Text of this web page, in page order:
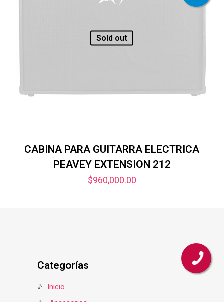
Sold out
CABINA PARA GUITARRA ELECTRICA
PEAVEY EXTENSION 212
$960,000.00
Categorías
♪
Inicio